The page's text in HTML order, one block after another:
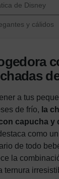
de Disney
y cálidos
a tus
de frío, la
capucha y
como
de todo
la
ternura